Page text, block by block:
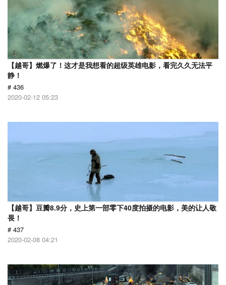
【越哥】燃爆了！这才是我想看的超级英雄电影，看完久久无法平
静！
# 436
2020-02-12 05:23
【越哥】豆瓣8.9分，史上第一部零下40度拍摄的电影，美的让人敬
畏！
# 437
2020-02-08 04:21